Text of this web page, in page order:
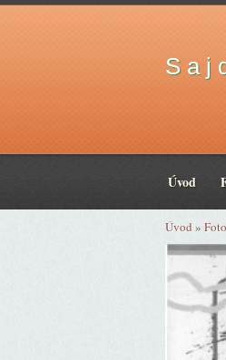
S a j
Úvod
Úvod »